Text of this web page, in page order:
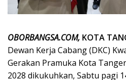
OBORBANGSA.COM, KOTA
Dewan Kerja Cabang (DKC)
Gerakan Pramuka Kota
2028 dikukuhkan, Sabtu pagi